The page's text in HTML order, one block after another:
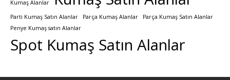
Kumaş Alanlar
Parti Kumaş Satın Alanlar Parça Kumaş Alanlar
Parça Kumaş Satın Alanlar
Penye Kumaş satın Alanlar
Spot Kumaş Satın Alanlar